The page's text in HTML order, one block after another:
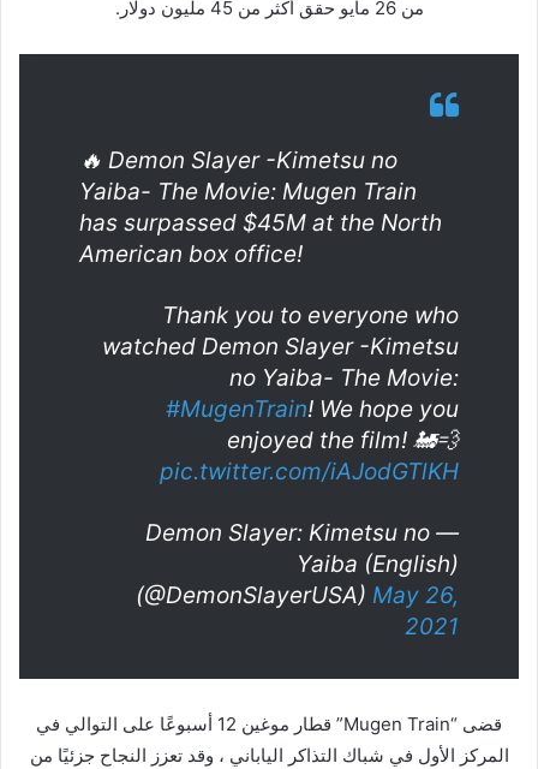
من 26 مايو حقق أكثر من 45 مليون دولار.
🔥 Demon Slayer -Kimetsu no
Yaiba- The Movie: Mugen Train
has surpassed $45M at the North
American box office!
Thank you to everyone who
watched Demon Slayer -Kimetsu
no Yaiba- The Movie:
#MugenTrain! We hope you
enjoyed the film! 🚂💨
pic.twitter.com/iAJodGTlKH
— Demon Slayer: Kimetsu no
Yaiba (English)
(@DemonSlayerUSA) May 26,
2021
قضى “Mugen Train” قطار موغين 12 أسبوعًا على التوالي في
المركز الأول في شباك التذاكر الياباني ، وقد تعزز النجاح جزئيًا من